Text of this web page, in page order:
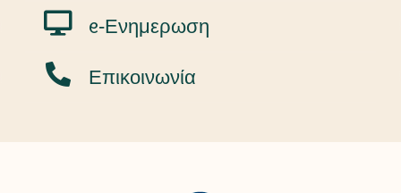
ᧉ-Ενημερωση
Επικοινωνία